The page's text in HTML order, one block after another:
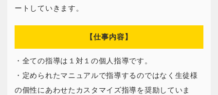
ートしていきます。
【仕事内容】
・全ての指導は１対１の個人指導です。
・定められたマニュアルで指導するのではなく生徒様
の個性にあわせたカスタマイズ指導を奨励していま